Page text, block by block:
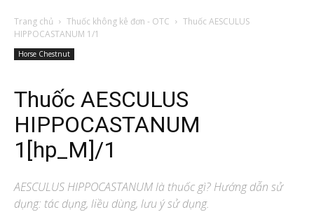
Trang chủ Thuốc không kê đơn - OTC
Thuốc AESCULUS
HIPPOCASTANUM 1/1
Horse Chestnut
Thuốc AESCULUS
HIPPOCASTANUM
1[hp_M]/1
AESCULUS HIPPOCASTANUMlà thuốc gì? Hướng dẫn sử
dụng: tác dụng, liều dùng, lưu ý sử dụng.